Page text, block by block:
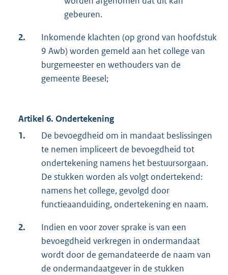
gebeuren.
2.
Inkomende klachten (op grond van hoofdstuk
9 Awb) worden gemeld aan het college van
burgemeester en wethouders van de
gemeente Beesel;
Artikel 6. Ondertekening
1.
De bevoegdheid om in mandaat beslissingen
te nemen impliceert de bevoegdheid tot
ondertekening namens het bestuursorgaan.
De stukken worden als volgt ondertekend:
namens het college, gevolgd door
functieaanduiding, ondertekening en naam.
2.
Indien en voor zover sprake is van een
bevoegdheid verkregen in ondermandaat
wordt door de gemandateerde de naam van
de ondermandaatgever in de stukken